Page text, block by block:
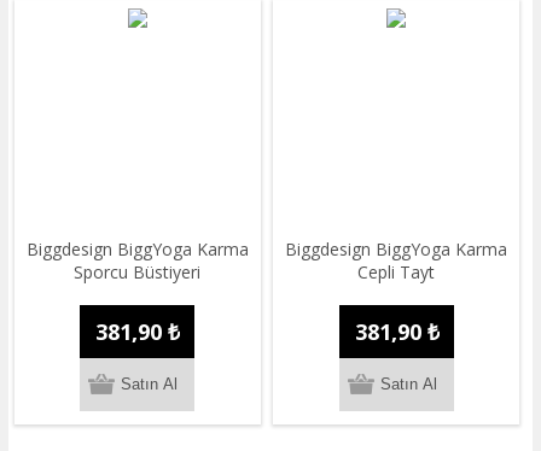
Biggdesign BiggYoga Karma
Sporcu Büstiyeri
381,90 ₺
Biggdesign BiggYoga Karma
Cepli Tayt
381,90 ₺